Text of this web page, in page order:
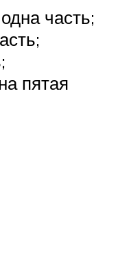
часть;
пятая